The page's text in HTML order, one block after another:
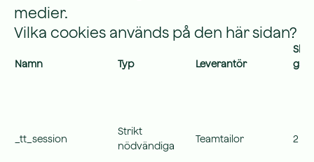
medier.
Vilka cookies används på den här sidan?
Namn Typ Leverantör
gälla
_tt_session
Strikt
nödvändiga
Teamtailor 2